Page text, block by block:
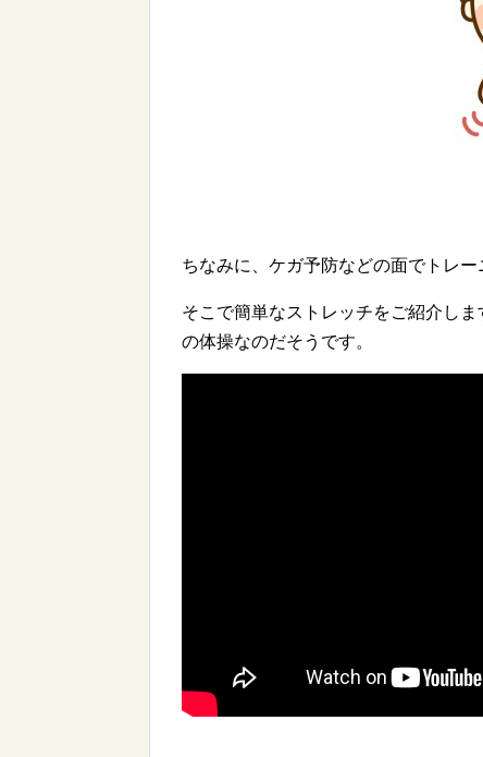
ちなみに、ケガ予防などの面でトレ
そこで簡単なストレッチをご紹介し
の体操なのだそうです。